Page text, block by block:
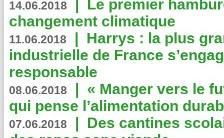
14.06.2018 | Le premier
changement climatique
11.06.2018 | Harrys : la plus
industrielle de France
responsable
08.06.2018 | « Manger vers le
qui pense l’alimentation
07.06.2018 | Des cantines